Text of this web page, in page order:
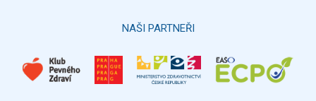
NAŠI PARTNEŘI